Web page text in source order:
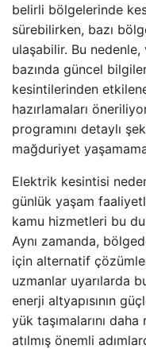
belirli bölgelerinde
sürebilirken, bazı
ulaşabilir. Bu nedenle,
bazında güncel
kesintilerinden
hazırlamaları
programını detaylı
mağduriyet
Elektrik kesintisi
günlük yaşam
kamu hizmetleri bu
Aynı zamanda,
için alternatif
uzmanlar uyarılarda
enerji altyapısının
yük taşımalarını
atılmış önemli